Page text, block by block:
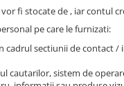
fi stocate de , iar contul
pe care le furnizati:
sectiunii de contact /
cautarilor, sistem de